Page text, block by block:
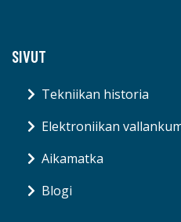
SIVUT
Tekniikan historia
Elektroniikan
Aikamatka
Blogi